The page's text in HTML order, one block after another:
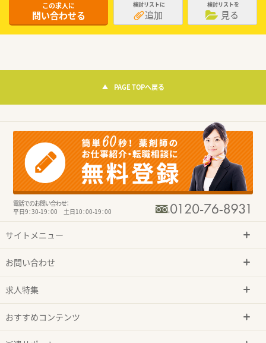
この求人に
問い合わせる
検討リストに
追加
検討リストを
見る
PAGE TOPへ戻る
電話でのお問い合わせ：
平日9：30-19：00 土日10：00-19：00
サイトメニュー
お問い合わせ
求人特集
おすすめコンテンツ